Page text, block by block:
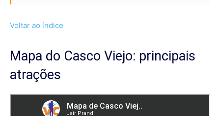
Voltar ao índice
Mapa do Casco Viejo: principais
atrações